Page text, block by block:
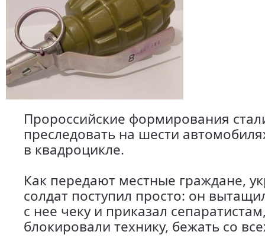
Пророссийские формирования
преследовать на шести
в квадроцикле.
Как передают местные граждане,
солдат поступил просто: он
с нее чеку и приказал
блокировали технику, бежать со